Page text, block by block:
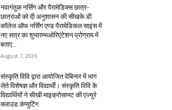
नवागंतुक नर्सिंग और पैरामेडिक्स छात्र-
छात्राओं को दी अनुशासन की सीखके.डी.
कॉलेज ऑफ नर्सिंग एण्ड पैरामेडिकल साइंस में
नए सत्र का शुभारम्भओरिएंटेशन प्रोग्राम में
बताए...
August 7, 2026
संस्कृति विवि द्वारा आयोजित वेबिनार में भाग
लेते विशेषज्ञ और विद्यार्थी। संस्कृति विवि के
विद्यार्थियों ने सीखी माइक्रोसाफ्ट की एज्युरे
क्लाउड कंप्युटिंग